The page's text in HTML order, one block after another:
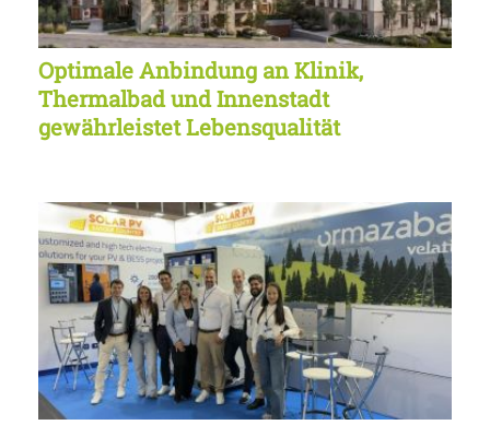
Optimale Anbindung an Klinik,
Thermalbad und Innenstadt
gewährleistet Lebensqualität